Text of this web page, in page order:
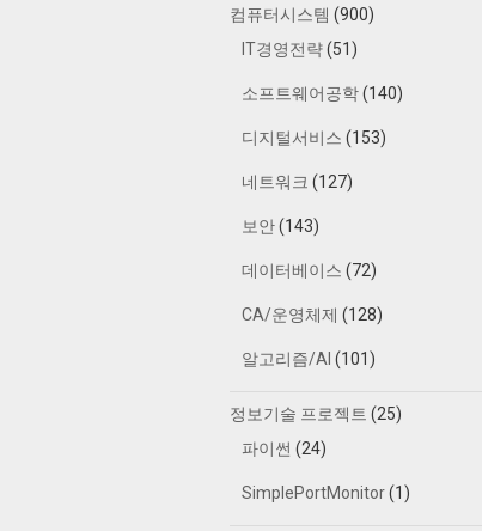
컴퓨터시스템 (900)
IT경영전략(51)
소프트웨어공학(140)
디지털서비스 (153)
네트워크 (127)
보안(143)
데이터베이스 (72)
CA/운영체제 (128)
알고리즘/AI (101)
정보기술 프로젝트 (25)
파이썬 (24)
SimplePortMonitor(1)